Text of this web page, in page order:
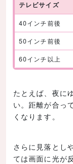
テレビサイズ
40インチ前後
50インチ前後
60インチ以上
たとえば、夜に
い。距離が合っ
くなります。
さらに見落とし
ては画面に光が